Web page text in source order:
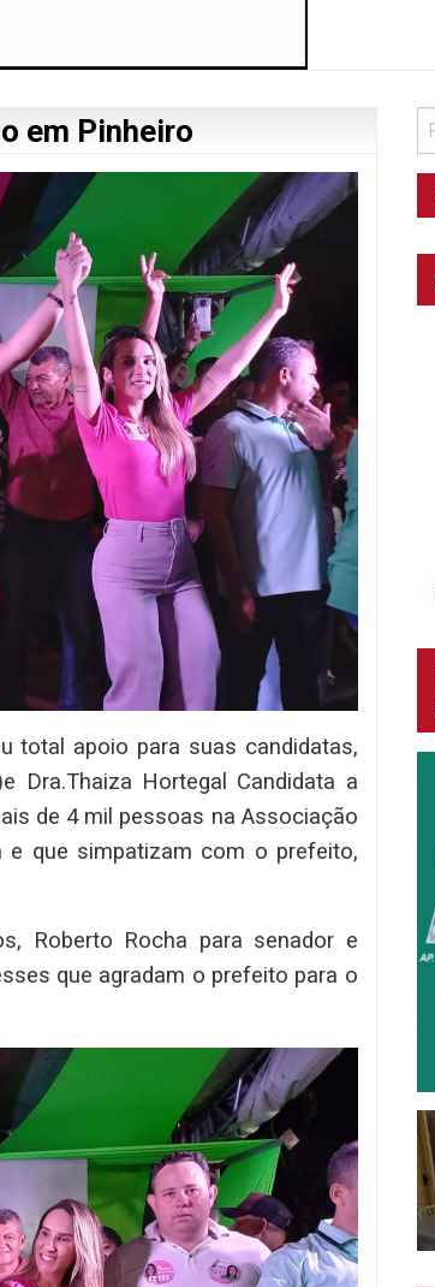
em Pinheiro
total apoio para suas candidatas,
Dra.Thaiza Hortegal Candidata a
de 4 mil pessoas na Associação
e que simpatizam com o prefeito,
Roberto Rocha para senador e
que agradam o prefeito para o